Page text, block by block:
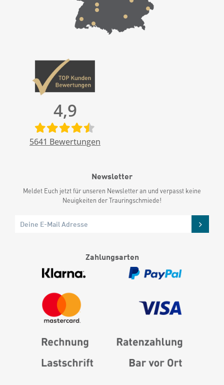
4,9
5641 Bewertungen
Newsletter
Meldet Euch jetzt für unseren Newsletter an und verpasst keine
Neuigkeiten der Trauringschmiede!
Zahlungsarten